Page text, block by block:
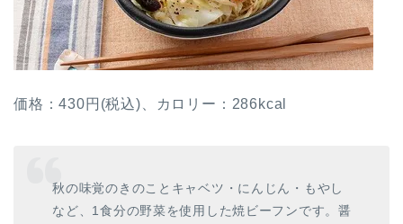
価格：430円(税込)、カロリー：286kcal
秋の味覚のきのことキャベツ・にんじん・もやし
など、1食分の野菜を使用した焼ビーフンです。醤